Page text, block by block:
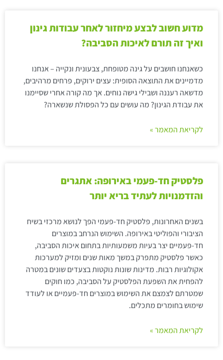
מדוע חשוב לבצע מיחזור לאחר עבודות גינון
ואיך זה תורם לאיכות הסביבה?
כשאנחנו חושבים על גינה מטופחת, צבעונית ונקייה – אנחנו
מדמיינים את התוצאה הסופית: עצים ירוקים, פרחים מרהיבים,
מדשאה רעננה ושבילי גישה נוחים. אך מה קורה אחרי שסיימנו
את עבודת הגינון? מה עושים עם כל הפסולת שנשארה?
לקריאת המאמר »
פלסטיק חד-פעמי באירופה: אתגרים
והזדמנויות לעתיד בריא יותר
בשנים האחרונות, פלסטיק חד-פעמי הפך לנושא מרכזי בשיח
הציבורי והפוליטי באירופה. השימוש הנרחב במוצרים
חד-פעמיים יצר בעיות משמעותיות בתחום איכות הסביבה,
כאשר פלסטיק מתפרק במשך מאות שנים ומזיק למערכות
אקולוגיות רבות. מדינות שונות נוקטות בצעדים שונים במטרה
להפחית את השפעת הפלסטיק על הסביבה, כמו חוקים
שמטרתם לצמצם את השימוש במוצרים חד-פעמיים או לעודד
שימוש בחומרים מתכלים.
לקריאת המאמר »